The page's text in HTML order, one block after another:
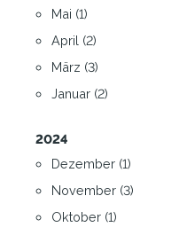
Mai (1)
April (2)
März (3)
Januar (2)
2024
Dezember (1)
November (3)
Oktober (1)